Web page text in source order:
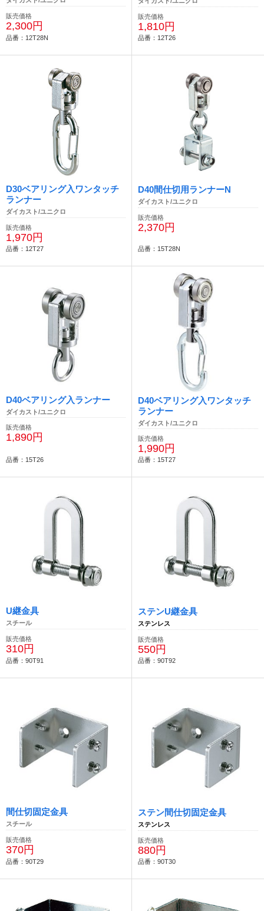
販売価格
2,300円
品番：12T28N
販売価格
1,810円
品番：12T26
D30ベアリング入ワンタッチ
ランナー
ダイカスト/ユニクロ
販売価格
1,970円
品番：12T27
D40間仕切用ランナーN
ダイカスト/ユニクロ
販売価格
2,370円
品番：15T28N
D40ベアリング入ランナー
ダイカスト/ユニクロ
販売価格
1,890円
品番：15T26
D40ベアリング入ワンタッチ
ランナー
ダイカスト/ユニクロ
販売価格
1,990円
品番：15T27
U継金具
スチール
販売価格
310円
品番：90T91
ステンU継金具
ステンレス
販売価格
550円
品番：90T92
間仕切固定金具
スチール
販売価格
370円
品番：90T29
ステン間仕切固定金具
ステンレス
販売価格
880円
品番：90T30